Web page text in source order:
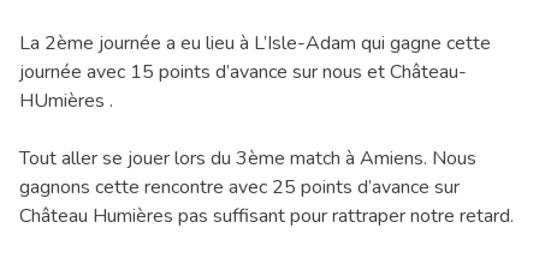
La 2ème journée a eu lieu à L’Isle-Adam qui gagne cette
journée avec 15 points d’avance sur nous et Château-
HUmières .
Tout aller se jouer lors du 3ème match à Amiens. Nous
gagnons cette rencontre avec 25 points d’avance sur
Château Humières pas suffisant pour rattraper notre retard.